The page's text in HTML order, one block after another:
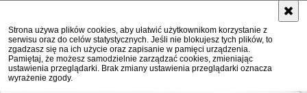
Strona używa plików cookies, aby ułatwić użytkownikom korzystanie z
serwisu oraz do celów statystycznych. Jeśli nie blokujesz tych plików, to
zgadzasz się na ich użycie oraz zapisanie w pamięci urządzenia.
Pamiętaj, że możesz samodzielnie zarządzać cookies, zmieniając
ustawienia przeglądarki. Brak zmiany ustawienia przeglądarki oznacza
wyrażenie zgody.